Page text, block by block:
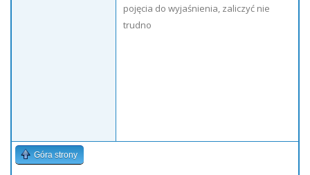
pojęcia do wyjaśnienia, zaliczyć nie
trudno
Góra strony